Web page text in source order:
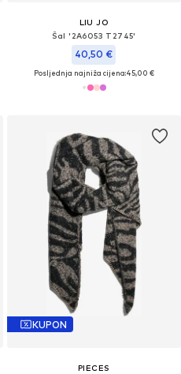
LIU JO
Šal '2A6053 T2745'
40,50 €
Posljednja najniža cijena:45,00 €
KUPON
PIECES